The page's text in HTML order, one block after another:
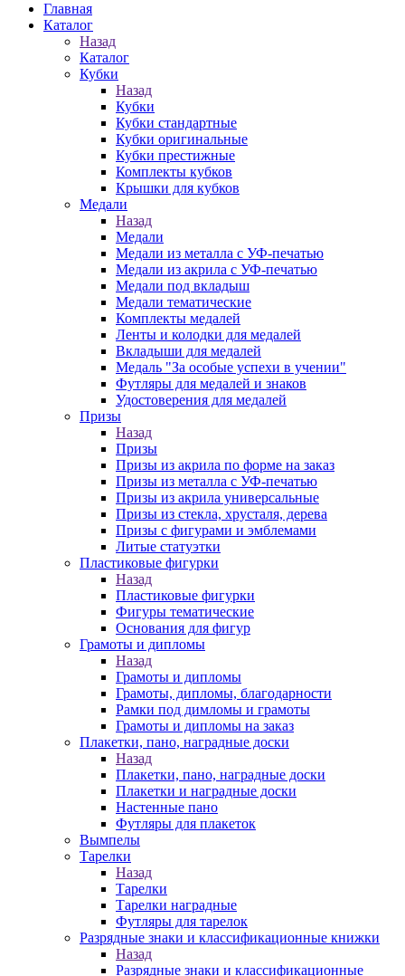
Главная
Каталог
Назад
Каталог
Кубки
Назад
Кубки
Кубки стандартные
Кубки оригинальные
Кубки престижные
Комплекты кубков
Крышки для кубков
Медали
Назад
Медали
Медали из металла с УФ-печатью
Медали из акрила с УФ-печатью
Медали под вкладыш
Медали тематические
Комплекты медалей
Ленты и колодки для медалей
Вкладыши для медалей
Медаль "За особые успехи в учении"
Футляры для медалей и знаков
Удостоверения для медалей
Призы
Назад
Призы
Призы из акрила по форме на заказ
Призы из металла с УФ-печатью
Призы из акрила универсальные
Призы из стекла, хрусталя, дерева
Призы с фигурами и эмблемами
Литые статуэтки
Пластиковые фигурки
Назад
Пластиковые фигурки
Фигуры тематические
Основания для фигур
Грамоты и дипломы
Назад
Грамоты и дипломы
Грамоты, дипломы, благодарности
Рамки под димломы и грамоты
Грамоты и дипломы на заказ
Плакетки, пано, наградные доски
Назад
Плакетки, пано, наградные доски
Плакетки и наградные доски
Настенные пано
Футляры для плакеток
Вымпелы
Тарелки
Назад
Тарелки
Тарелки наградные
Футляры для тарелок
Разрядные знаки и классификационные книжки
Назад
Разрядные знаки и классификационные